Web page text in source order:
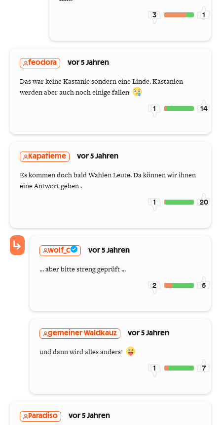
3 1
feodora vor 5 Jahren
Das war keine Kastanie sondern eine Linde. Kastanien
werden aber auch noch einige fallen
1 14
Kapatieme vor 5 Jahren
Es kommen doch bald Wahlen Leute. Da können wir ihnen
eine Antwort geben .
1 20
wolf_C vor 5 Jahren
... aber bitte streng geprüft ...
2 5
gemeiner Waldkauz vor 5 Jahren
und dann wird alles anders!
1 7
Paradiso vor 5 Jahren